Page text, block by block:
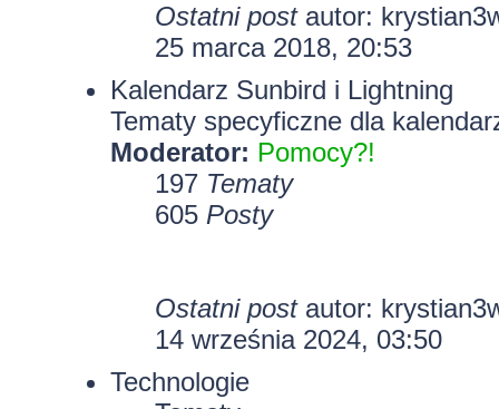
Ostatni postautor:
25 marca 2018, 20:53
Kalendarz Sunbird i Lightning
Tematy specyficzne dla
Moderator: Pomocy?!
197 Tematy
605 Posty
Ostatni postautor:
14 września 2024, 03:50
Technologie